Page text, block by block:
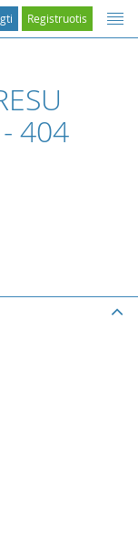
Registruotis
- 404